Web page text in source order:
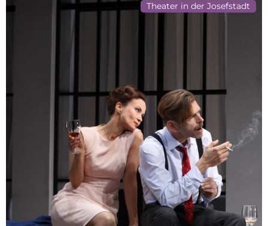
Theater in der Josefstadt